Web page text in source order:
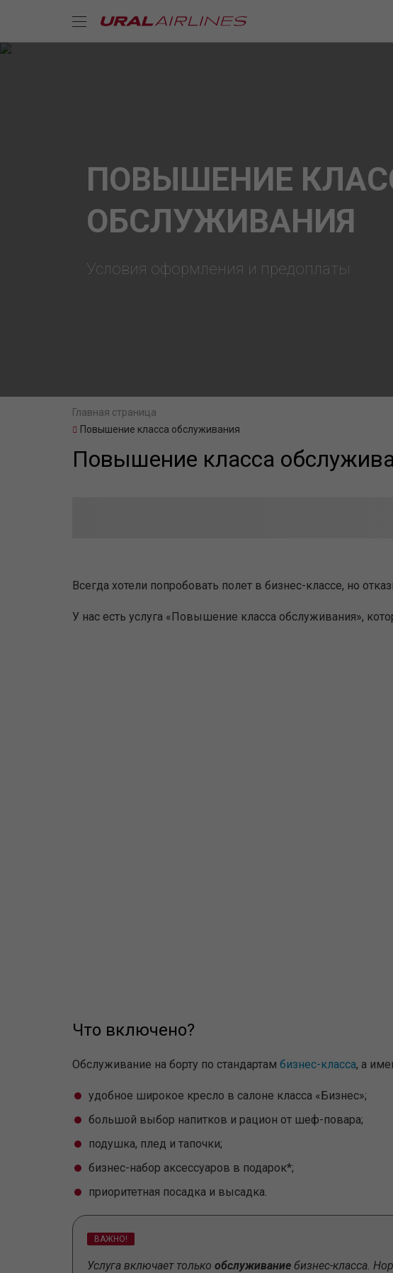
ПОВЫШЕНИЕ
ОБСЛУЖИВАНИЯ
Условия оформления и предоплаты
Главная страница
Повышение класса обслуживания
Повышение класса
Всегда хотели попробовать полет в бизнес-классе, но
У нас есть услуга «Повышение класса обслуживания»,
Что включено?
Обслуживание на борту по стандартам бизнес-класса, а
удобное широкое кресло в салоне класса «Бизнес»;
большой выбор напитков и рацион от шеф-повара;
подушка, плед и тапочки;
бизнес-набор аксессуаров в подарок*;
приоритетная посадка и высадка.
ВАЖНО!
Услуга включает только обслуживание бизнес-класса.